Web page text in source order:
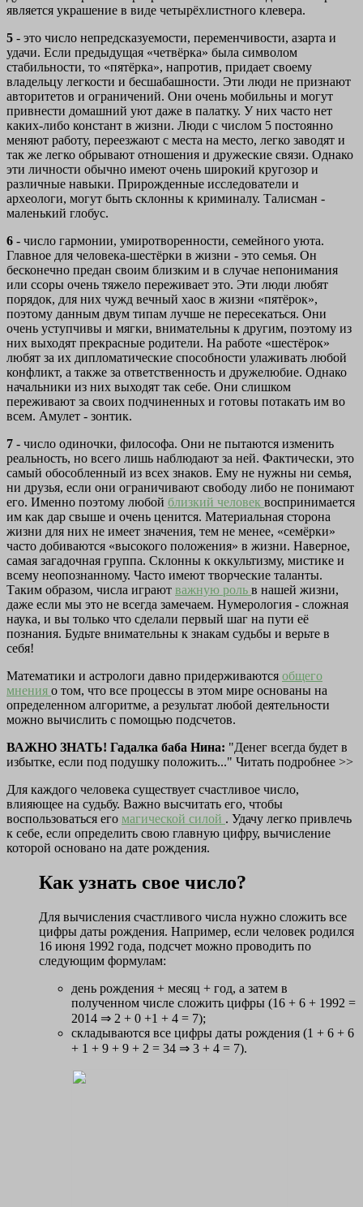
является украшение в виде четырёхлистного клевера.
5 - это число непредсказуемости, переменчивости, азарта и
удачи. Если предыдущая «четвёрка» была символом
стабильности, то «пятёрка», напротив, придает своему
владельцу легкости и бесшабашности. Эти люди не признают
авторитетов и ограничений. Они очень мобильны и могут
привнести домашний уют даже в палатку. У них часто нет
каких-либо констант в жизни. Люди с числом 5 постоянно
меняют работу, переезжают с места на место, легко заводят и
так же легко обрывают отношения и дружеские связи. Однако
эти личности обычно имеют очень широкий кругозор и
различные навыки. Прирожденные исследователи и
археологи, могут быть склонны к криминалу. Талисман -
маленький глобус.
6 - число гармонии, умиротворенности, семейного уюта.
Главное для человека-шестёрки в жизни - это семья. Он
бесконечно предан своим близким и в случае непонимания
или ссоры очень тяжело переживает это. Эти люди любят
порядок, для них чужд вечный хаос в жизни «пятёрок»,
поэтому данным двум типам лучше не пересекаться. Они
очень уступчивы и мягки, внимательны к другим, поэтому из
них выходят прекрасные родители. На работе «шестёрок»
любят за их дипломатические способности улаживать любой
конфликт, а также за ответственность и дружелюбие. Однако
начальники из них выходят так себе. Они слишком
переживают за своих подчиненных и готовы потакать им во
всем. Амулет - зонтик.
7 - число одиночки, философа. Они не пытаются изменить
реальность, но всего лишь наблюдают за ней. Фактически, это
самый обособленный из всех знаков. Ему не нужны ни семья,
ни друзья, если они ограничивают свободу либо не понимают
его. Именно поэтому любой близкий человек воспринимается
им как дар свыше и очень ценится. Материальная сторона
жизни для них не имеет значения, тем не менее, «семёрки»
часто добиваются «высокого положения» в жизни. Наверное,
самая загадочная группа. Склонны к оккультизму, мистике и
всему неопознанному. Часто имеют творческие таланты.
Таким образом, числа играют важную роль в нашей жизни,
даже если мы это не всегда замечаем. Нумерология - сложная
наука, и вы только что сделали первый шаг на пути её
познания. Будьте внимательны к знакам судьбы и верьте в
себя!
Математики и астрологи давно придерживаются общего
мнения о том, что все процессы в этом мире основаны на
определенном алгоритме, а результат любой деятельности
можно вычислить с помощью подсчетов.
ВАЖНО ЗНАТЬ! Гадалка баба Нина: "Денег всегда будет в
избытке, если под подушку положить..." Читать подробнее >>
Для каждого человека существует счастливое число,
влияющее на судьбу. Важно высчитать его, чтобы
воспользоваться его магической силой . Удачу легко привлечь
к себе, если определить свою главную цифру, вычисление
которой основано на дате рождения.
Как узнать свое число?
Для вычисления счастливого числа нужно сложить все
цифры даты рождения. Например, если человек родился
16 июня 1992 года, подсчет можно проводить по
следующим формулам:
день рождения + месяц + год, а затем в
полученном числе сложить цифры (16 + 6 + 1992 =
2014 ⇒ 2 + 0 +1 + 4 = 7);
складываются все цифры даты рождения (1 + 6 + 6
+ 1 + 9 + 9 + 2 = 34 ⇒ 3 + 4 = 7).